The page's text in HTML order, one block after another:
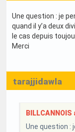
Une question : je
quand il y’a deux
le cas depuis
Merci
tarajjidawla
Une question :